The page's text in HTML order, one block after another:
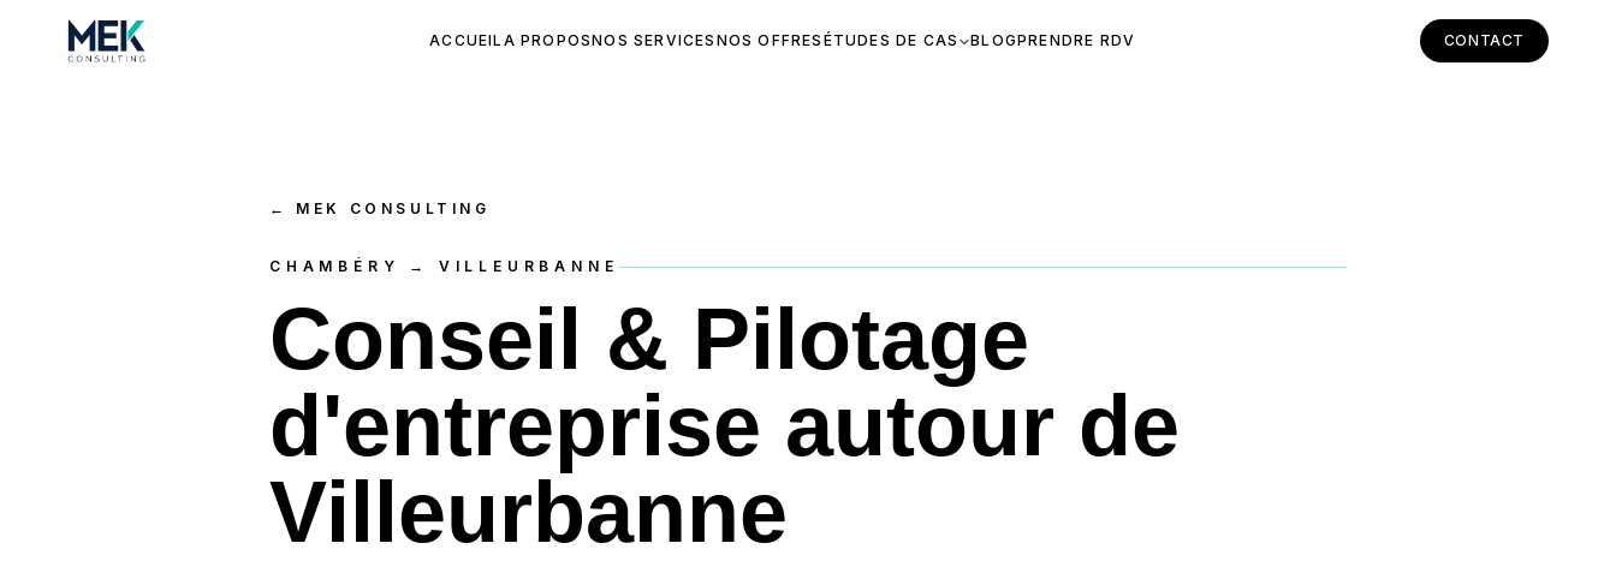
ACCUEIL A PROPOSNOS SERVICES NOS OFFRES ÉTUDES DE CAS BLOGPRENDRE RDV CONTACT
← MEK CONSULTING
CHAMBÉRY → VILLEURBANNE
Conseil & Pilotage
d'entreprise autour de
Villeurbanne